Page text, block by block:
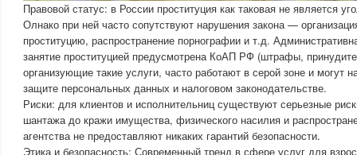
Правовой статус: в России проституция как таковая не является
Олнако при ней часто сопутствуют нарушения закона —
проституцию, распространение порнографии и т.д.
занятие проституцией предусмотрена КоАП РФ (штрафы,
организующие такие услуги, часто работают в серой зоне и могут
защите персональных данных и налоговом законодательстве.
Риски: для клиентов и исполнительниц существуют серьезные
шантажа до кражи имущества, физического насилия и
агентства не предоставляют никаких гарантий безопасности.
Этика и безопасность: Современный тренд в сфере услуг для